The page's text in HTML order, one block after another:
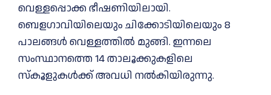
വെള്ളപ്പൊക്ക ഭീഷണിയിലായി.
ബെളഗാവിയിലെയും ചിക്കോടിയിലെയും 8
പാലങ്ങൾ വെള്ളത്തിൽ മുങ്ങി. ഇന്നലെ
സംസ്ഥാനത്തെ 14 താലൂക്കുകളിലെ
സ്കൂളുകൾക്ക് അവധി നല്‍കിയിരുന്നു.